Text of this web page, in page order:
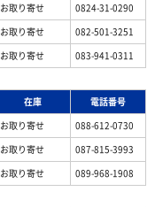
お取り寄せ
0824-31-0290
お取り寄せ
082-501-3251
お取り寄せ 083-941-0311
在庫
電話番号
お取り寄せ
088-612-0730
お取り寄せ
087-815-3993
お取り寄せ 089-968-1908